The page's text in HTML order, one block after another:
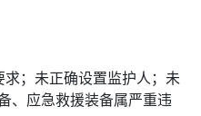
；未正确设置监护人；未
、应急救援装备属严重违